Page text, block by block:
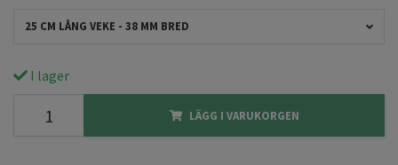
25 CM LÅNG VEKE - 38 MM BRED
I lager
LÄGG I VARUKORGEN